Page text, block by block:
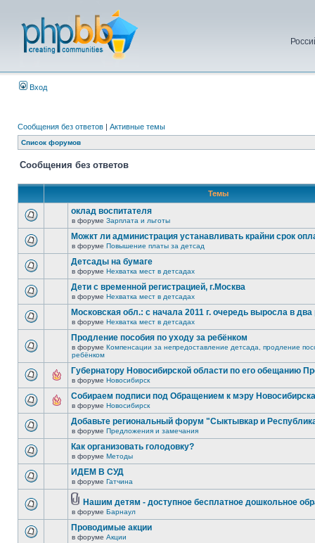
Вход
Сообщения без ответов | Активные темы
Список форумов
Сообщения без ответов
Темы
оклад воспитателя
в форуме Зарплата и льготы
Можкт ли администрация устанавливать крайни срок
в форуме Повышение платы за детсад
Детсады на бумаге
в форуме Нехватка мест в детсадах
Дети с временной регистрацией, г.Москва
в форуме Нехватка мест в детсадах
Московская обл.: с начала 2011 г. очередь выросла в два
в форуме Нехватка мест в детсадах
Продление пособия по уходу за ребёнком
в форуме Компенсации за непредоставление детсада, продление
ребёнком
Губернатору Новосибирской области по его обещанию
в форуме Новосибирск
Собираем подписи под Обращением к мэру
в форуме Новосибирск
Добавьте региональный форум "Сыктывкар и
в форуме Предложения и замечания
Как организовать голодовку?
в форуме Методы
ИДЕМ В СУД
в форуме Гатчина
Нашим детям - доступное бесплатное дошкольное
в форуме Барнаул
Проводимые акции
в форуме Акции